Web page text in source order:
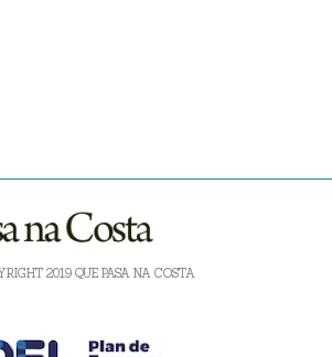
2019 QUE PASA NA COSTA